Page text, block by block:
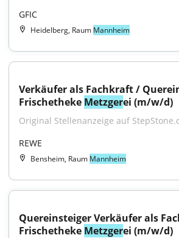
GFIC
Heidelberg, Raum Mannheim
Verkäufer als Fachkraft /
Frischetheke Metzgerei (m/w/d)
Original Stellenanzeige auf
REWE
Bensheim, Raum Mannheim
Quereinsteiger Verkäufer als
Frischetheke Metzgerei (m/w/d)